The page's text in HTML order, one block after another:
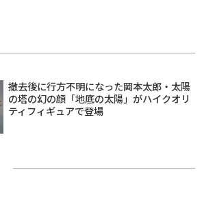
撤去後に行方不明になった岡本太郎・太陽
の塔の幻の顔「地底の太陽」がハイクオリ
ティフィギュアで登場